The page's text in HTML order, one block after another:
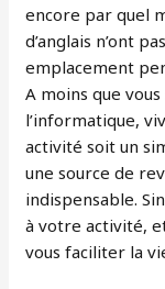
encore par quel
d’anglais n’ont
emplacement
A moins que
l’informatique,
activité soit un
une source de
indispensable.
à votre activité,
vous faciliter la